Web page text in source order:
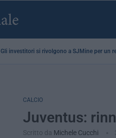
Gli investitori si rivolgono a SJMine per un
CALCIO
Juventus:
Scritto da Michele Cucchi